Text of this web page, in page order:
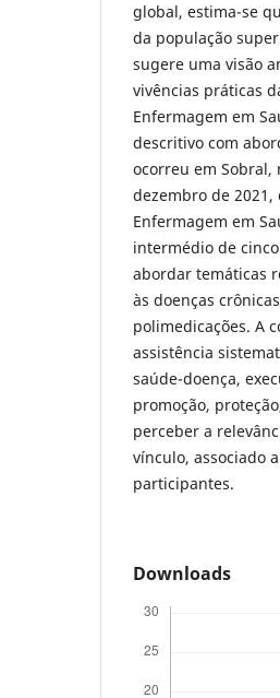
global, estima-se
da população
sugere uma visão
vivências práticas
Enfermagem em
descritivo com
ocorreu em Sobral,
dezembro de 2021,
Enfermagem em
intermédio de
abordar temáticas
às doenças
polimedicações. A
assistência
saúde-doença,
promoção,
perceber a
vínculo, associado
participantes.
Downloads